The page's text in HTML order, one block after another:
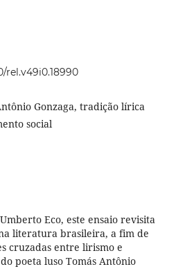
rel.v49i0.18990
Gonzaga, tradição lírica
social
Eco, este ensaio revisita
literatura brasileira, a fim de
cruzadas entre lirismo e
poeta luso Tomás Antônio